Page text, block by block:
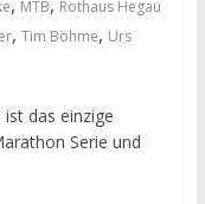
MTB Rothaus Hegau
, Tim Böhme, Urs
das einzige
Serie und